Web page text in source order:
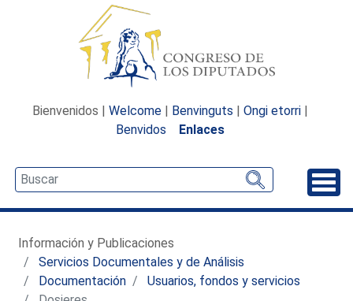
Bienvenidos | Welcome | Benvinguts | Ongi etorri |
Benvidos
Enlaces
Información y Publicaciones
Servicios Documentales y de Análisis
Documentación
Usuarios, fondos y servicios